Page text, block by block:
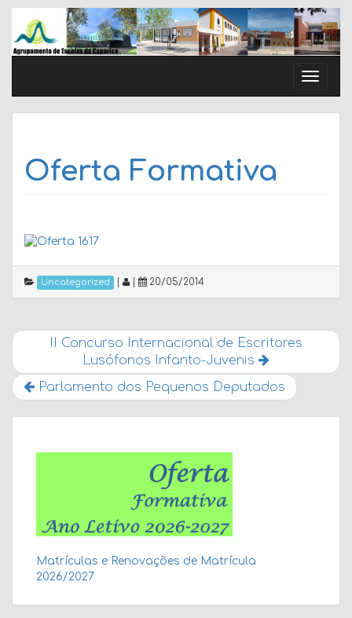
Skip
content
Toggle
Oferta Formativa
Uncategorized 20/05/2014
II Concurso Internacional de Escritores
Lusófonos Infanto-Juvenis
Parlamento dos Pequenos Deputados
Matrículas e Renovações de Matrícula
2026/2027